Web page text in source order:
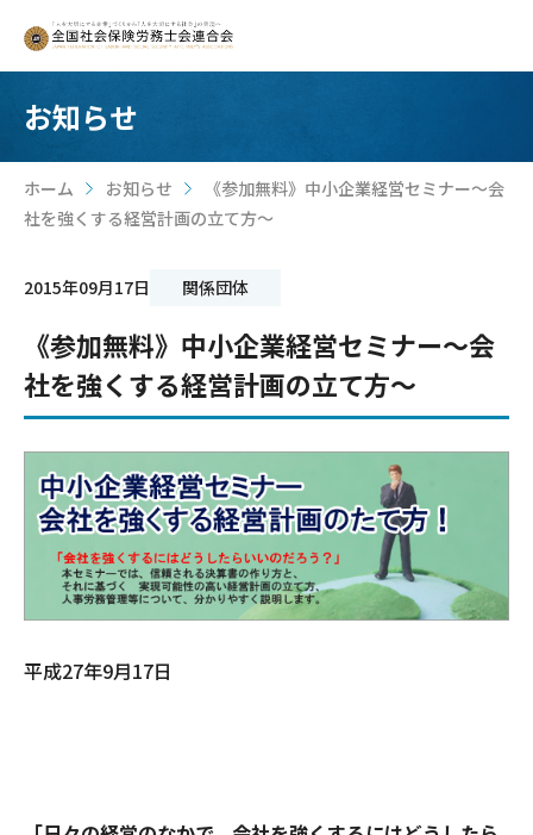
お知らせ
ホーム >
お知らせ
《参加無料》中小企業経営セミナー～会
社を強くする経営計画の立て方～
2015年09月17日 関係団体
《参加無料》中小企業経営セミナー～会
社を強くする経営計画の立て方～
平成27年9月17日